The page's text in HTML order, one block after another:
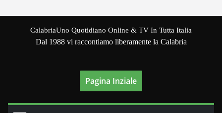
CalabriaUno Quotidiano Online & TV In Tutta Italia
Dal 1988 vi raccontiamo liberamente la Calabria
Pagina Inziale